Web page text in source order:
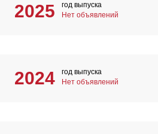
2025
год выпуска
Нет объявлений
2024
год выпуска
Нет объявлений